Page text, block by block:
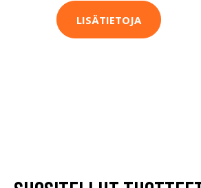
LISÄTIETOJA